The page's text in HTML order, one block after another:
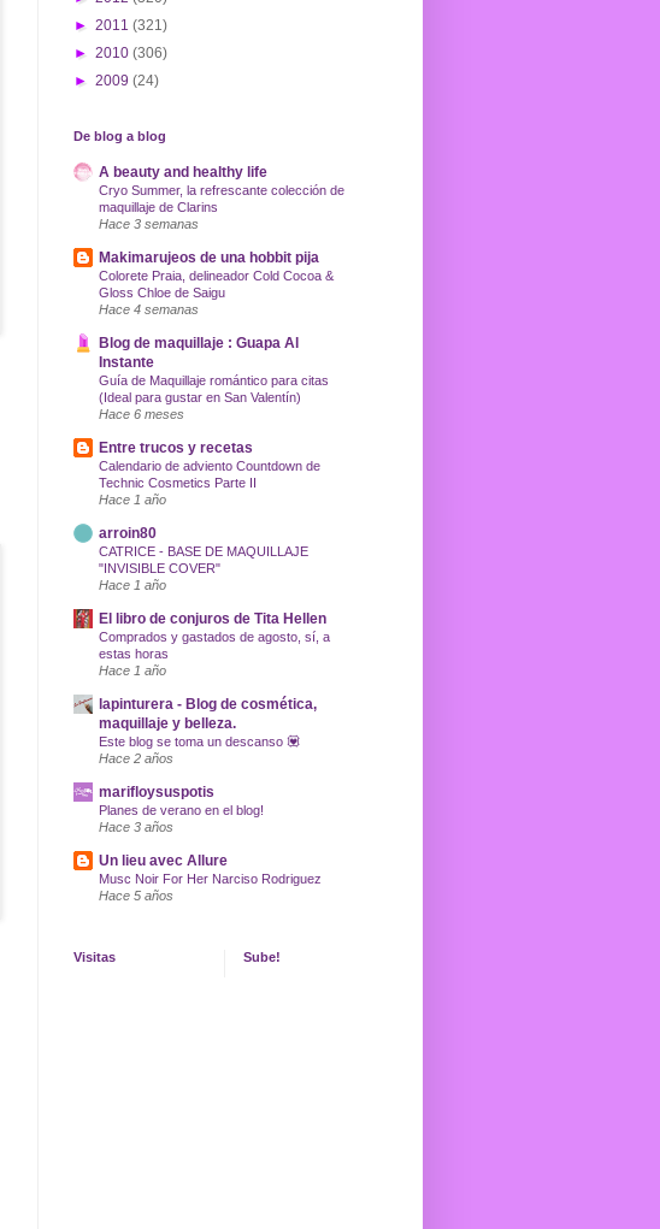
► 2011 (321)
► 2010 (306)
► 2009 (24)
De blog a blog
A beauty and healthy life
Cryo Summer, la refrescante colección de
maquillaje de Clarins
Hace 3 semanas
Makimarujeos de una hobbit pija
Colorete Praia, delineador Cold Cocoa &
Gloss Chloe de Saigu
Hace 4 semanas
Blog de maquillaje : Guapa Al
Instante
Guía de Maquillaje romántico para citas
(Ideal para gustar en San Valentín)
Hace 6 meses
Entre trucos y recetas
Calendario de adviento Countdown de
Technic Cosmetics Parte II
Hace 1 año
arroin80
CATRICE - BASE DE MAQUILLAJE
"INVISIBLE COVER"
Hace 1 año
El libro de conjuros de Tita Hellen
Comprados y gastados de agosto, sí, a
estas horas
Hace 1 año
lapinturera - Blog de cosmética,
maquillaje y belleza.
Este blog se toma un descanso 💟
Hace 2 años
marifloysuspotis
Planes de verano en el blog!
Hace 3 años
Un lieu avec Allure
Musc Noir For Her Narciso Rodriguez
Hace 5 años
Visitas Sube!